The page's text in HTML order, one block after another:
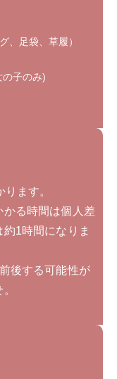
、足袋、草履）
子のみ)
ます。
かる時間は個人差
1時間になりま
後する可能性が